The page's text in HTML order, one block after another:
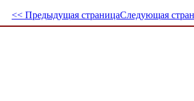
<< Предыдущая страницаСледующая